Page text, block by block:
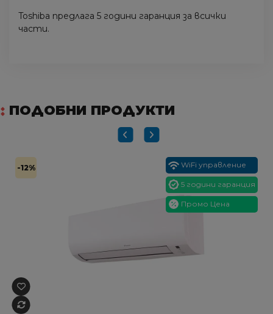
Toshiba предлага 5 години гаранция за всички
части.
ПОДОБНИ ПРОДУКТИ
-12% WiFi управление
5 години гаранция
Промо Цена